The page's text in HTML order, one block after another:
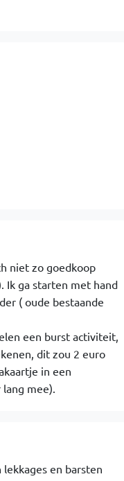
niet zo goedkoop
Ik ga starten met hand
( oude bestaande
een burst activiteit,
dit zou 2 euro
in een
mee).
lekkages en barsten